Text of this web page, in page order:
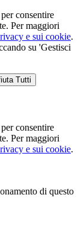
consentire
Per maggiori
e sui cookie.
su 'Gestisci
Tutti
consentire
Per maggiori
e sui cookie.
di questo